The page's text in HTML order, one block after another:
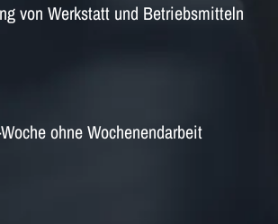
von Werkstatt und Betriebsmitteln
ohne Wochenendarbeit